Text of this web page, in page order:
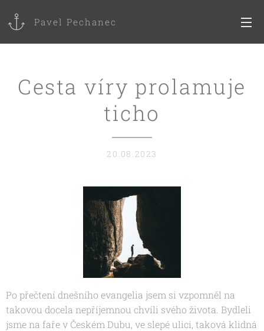
Pavel Pechanec
Cesta víry prolamuje
ticho
20.08.2023
Po přečtení dnešního evangelia jsem si vzpomněl na
takovou docela nepříjemnou chvíli svého života. Bydleli
jsme na faře v Českém Dubu, ve slepé ulici, taková klidná